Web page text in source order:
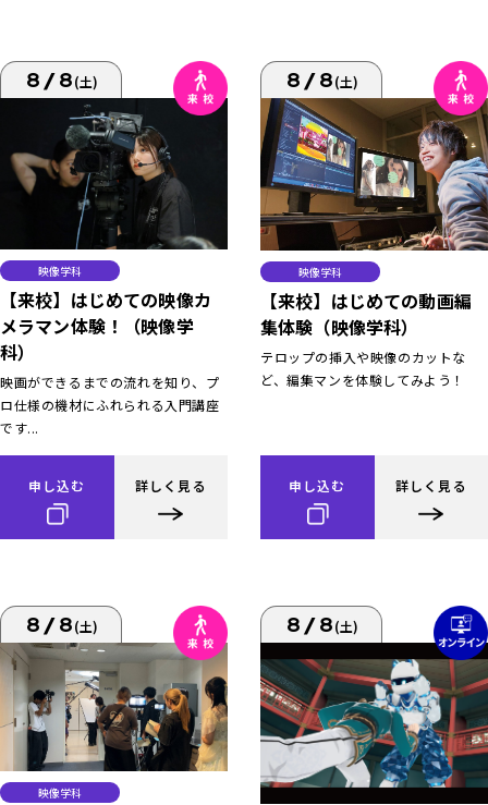
8/8(土)
映像学科
【来校】はじめての映像カ
メラマン体験！（映像学
科）
映画ができるまでの流れを知り、プ
ロ仕様の機材にふれられる入門講座
です...
申し込む 詳しく見る
8/8(土)
映像学科
【来校】はじめての動画編
集体験（映像学科）
テロップの挿入や映像のカットな
ど、編集マンを体験してみよう！
申し込む 詳しく見る
8/8(土)
映像学科
8/8(土)